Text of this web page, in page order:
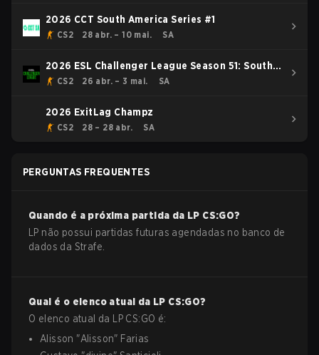
2026 CCT South America Series #1
CS2 28 abr. – 10 mai. SA
2026 ESL Challenger League Season 51: South
America - Cup #4
CS2 26 abr. – 3 mai. SA
2026 ExitLag Champz
CS2 28 – 28 abr. SA
PERGUNTAS FREQUENTES
Quando é a próxima partida da LP CS:GO?
LP não possui partidas futuras agendadas no banco de
dados da Strafe.
Qual é o elenco atual da LP CS:GO?
O elenco atual da
LP CS:GO é:
Alisson "Alisson" Farias